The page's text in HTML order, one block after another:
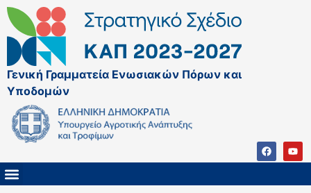
Γενική Γραμματεία Ενωσιακών Πόρων και
Υποδομών